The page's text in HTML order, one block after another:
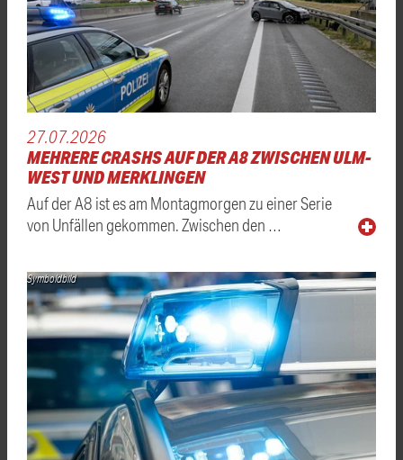
27.07.2026
MEHRERE CRASHS AUF DER A8 ZWISCHEN ULM-
WEST UND MERKLINGEN
Auf der A8 ist es am Montagmorgen zu einer Serie
von Unfällen gekommen. Zwischen den …
Symboldbild